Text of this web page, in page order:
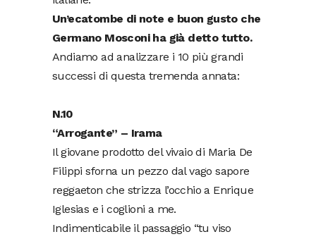
Un’ecatombe di note e buon gusto che
Germano Mosconi ha già detto tutto.
Andiamo ad analizzare i 10 più grandi
successi di questa tremenda annata:
N.10
“Arrogante” – Irama
Il giovane prodotto del vivaio di Maria De
Filippi sforna un pezzo dal vago sapore
reggaeton che strizza l’occhio a Enrique
Iglesias e i coglioni a me.
Indimenticabile il passaggio “tu viso